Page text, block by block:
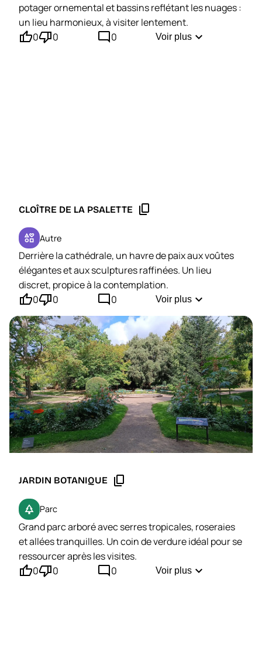
potager ornemental et bassins reflétant les nuages :
un lieu harmonieux, à visiter lentement.
thumb_up'0thumb_down'0 mode_comment0 Voir plus expand_more
CLOÎTRE DE LA PSALETTE content_copy
interests Autre
Derrière la cathédrale, un havre de paix aux voûtes
élégantes et aux sculptures raffinées. Un lieu
discret, propice à la contemplation.
thumb_up'0thumb_down'0 mode_comment0 Voir plus expand_more
JARDIN BOTANIQUE content_copy
park Parc
Grand parc arboré avec serres tropicales, roseraies
et allées tranquilles. Un coin de verdure idéal pour se
ressourcer après les visites.
thumb_up'0thumb_down'0 mode_comment0 Voir plus expand_more